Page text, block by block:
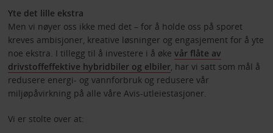
Yte det lille ekstra
Men vi nøyer oss ikke med det – for å holde oss på sporet
kreves ambisjoner, kreative løsninger og engasjement for å yte
noe ekstra. I tillegg til å investere i å øke vår flåte av
drivstoffeffektive hybridbiler og elbiler, har vi satt som mål å
redusere energi- og vannforbruk og redusere vår
miljøpåvirkning på alle våre Avis-utleiestasjoner.
Vi er stolte over at: